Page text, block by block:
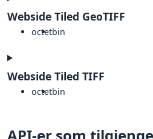
Webside Tiled GeoTIFF
octetbin
Webside Tiled TIFF
octetbin